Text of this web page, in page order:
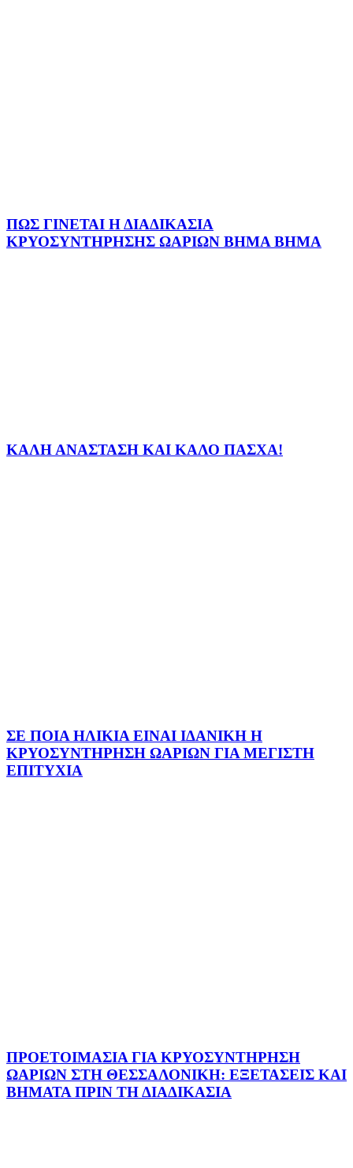
ΠΩΣ ΓΙΝΕΤΑΙ Η ΔΙΑΔΙΚΑΣΙΑ
ΚΡΥΟΣΥΝΤΗΡΗΣΗΣ ΩΑΡΙΩΝ ΒΗΜΑ ΒΗΜΑ
ΚΑΛΗ ΑΝΑΣΤΑΣΗ ΚΑΙ ΚΑΛΟ ΠΑΣΧΑ!
ΣΕ ΠΟΙΑ ΗΛΙΚΙΑ ΕΙΝΑΙ ΙΔΑΝΙΚΗ Η
ΚΡΥΟΣΥΝΤΗΡΗΣΗ ΩΑΡΙΩΝ ΓΙΑ ΜΕΓΙΣΤΗ
ΕΠΙΤΥΧΙΑ
ΠΡΟΕΤΟΙΜΑΣΙΑ ΓΙΑ ΚΡΥΟΣΥΝΤΗΡΗΣΗ
ΩΑΡΙΩΝ ΣΤΗ ΘΕΣΣΑΛΟΝΙΚΗ: ΕΞΕΤΑΣΕΙΣ ΚΑΙ
ΒΗΜΑΤΑ ΠΡΙΝ ΤΗ ΔΙΑΔΙΚΑΣΙΑ